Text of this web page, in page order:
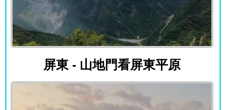
屏東 - 山地門看屏東平原
屏東 - 山地門看屏東平原